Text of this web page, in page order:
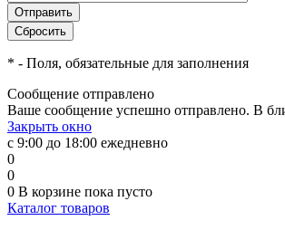
* - Поля, обязательные для заполнения
Сообщение отправлено
Ваше сообщение успешно отправлено. В
Закрыть окно
с 9:00 до 18:00 ежедневно
0
0
0 В корзине пока пусто
Каталог товаров